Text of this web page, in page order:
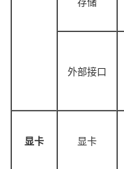
外部接口
显卡 显卡